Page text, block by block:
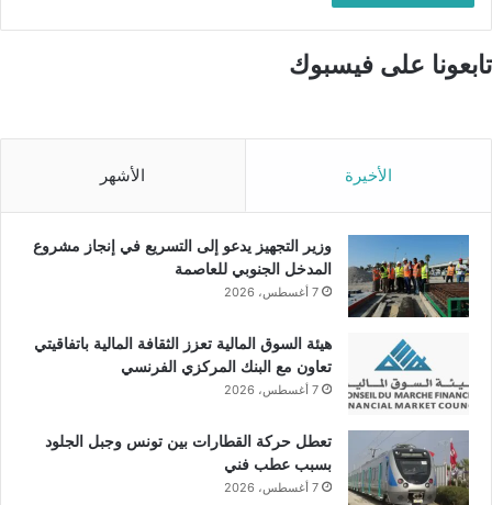
تابعونا على فيسبوك
الأخيرة الأشهر
وزير التجهيز يدعو إلى التسريع في إنجاز مشروع
المدخل الجنوبي للعاصمة
7 أغسطس، 2026
هيئة السوق المالية تعزز الثقافة المالية باتفاقيتي
تعاون مع البنك المركزي الفرنسي
7 أغسطس، 2026
تعطل حركة القطارات بين تونس وجبل الجلود
بسبب عطب فني
7 أغسطس، 2026